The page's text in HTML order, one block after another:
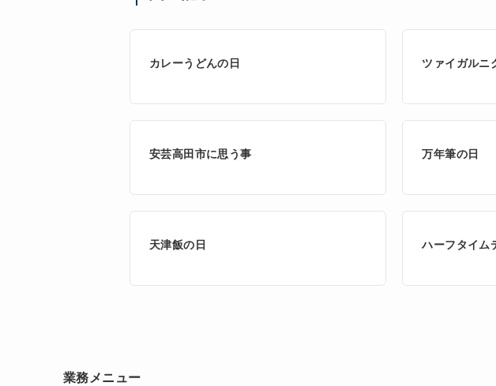
カレーうどんの日 ツァイガルニ
安芸高田市に思う事 万年筆の日
天津飯の日 ハーフタイム
業務メニュー